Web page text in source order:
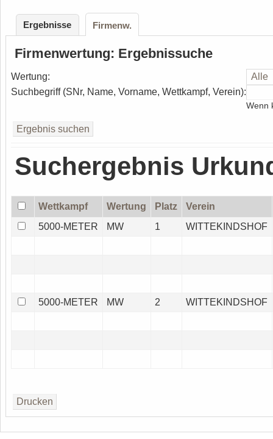
Ergebnisse Firmenw.
Firmenwertung: Ergebnissuche
Wertung:
Suchbegriff (SNr, Name, Vorname, Wettkampf, Verein):
Wenn
Suchergebnis
Wettkampf Wertung Platz
Verein
5000-METER
MW 1 WITTEKINDSHOF
5000-METER MW 2 WITTEKINDSHOF